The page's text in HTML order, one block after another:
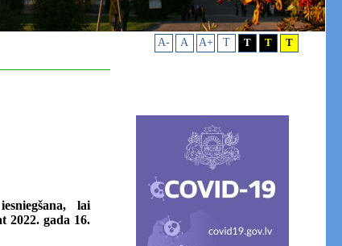
lai
2022. gada 16.
A- A A+ T T T T